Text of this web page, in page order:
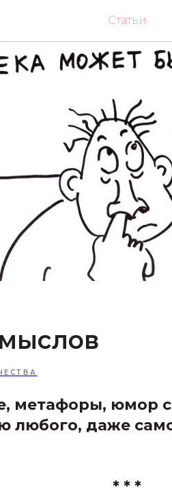
Статьи
метафоры, юмор
любого, даже